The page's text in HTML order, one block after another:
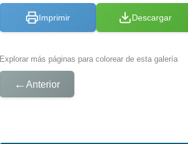
Imprimir Descargar
Explorar más páginas para colorear de esta galería
← Anterior